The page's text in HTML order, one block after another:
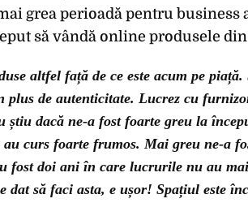
grea perioadă pentru business
să vândă online produsele
altfel față de ce este acum pe
plus de autenticitate. Lucrez cu
știu dacă ne-a fost foarte greu la
curs foarte frumos. Mai greu ne-a
fost doi ani în care lucrurile nu au
dat să faci asta, e ușor! Spațiul este